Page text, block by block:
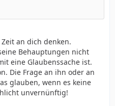
an dich denken.
Behauptungen nicht
eine Glaubenssache ist.
Die Frage an ihn oder an
glauben, wenn es keine
unvernünftig!